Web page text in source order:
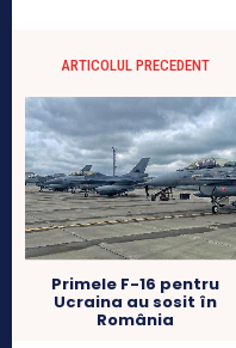
ARTICOLUL PRECEDENT
Primele F-16 pentru
Ucraina au sosit în
România